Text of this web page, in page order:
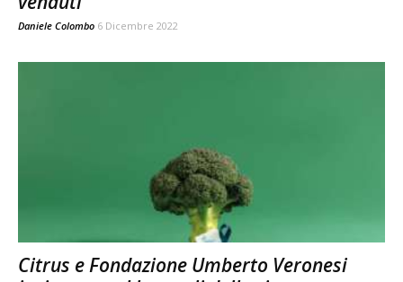
Daniele Colombo 6 Dicembre 2022
Citrus e Fondazione Umberto Veronesi